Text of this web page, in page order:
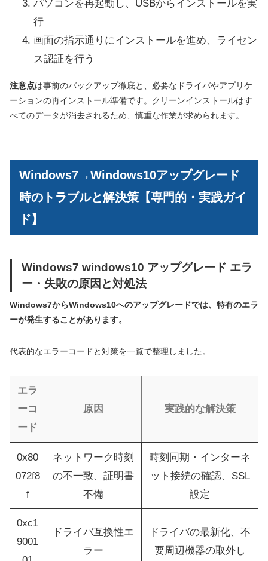
パソコンを再起動し、USBからインストールを実
行
画面の指示通りにインストールを進め、ライセン
ス認証を行う
注意点は事前のバックアップ徹底と、必要なドライバやアプリケ
ーションの再インストール準備です。クリーンインストールはす
べてのデータが消去されるため、慎重な作業が求められます。
Windows7→Windows10アップグレード
時のトラブルと解決策【専門的・実践ガイ
ド】
Windows7 windows10 アップグレード エラ
ー・失敗の原因と対処法
Windows7からWindows10へのアップグレードでは、特有のエラ
ーが発生することがあります。
代表的なエラーコードと対策を一覧で整理しました。
エラ
ーコ
ード
原因 実践的な解決策
0x80
072f8
f
ネットワーク時刻
の不一致、証明書
不備
時刻同期・インターネ
ット接続の確認、SSL
設定
0xc1
9001
ドライバ互換性エ
ラー
ドライバの最新化、不
要周辺機器の取外し